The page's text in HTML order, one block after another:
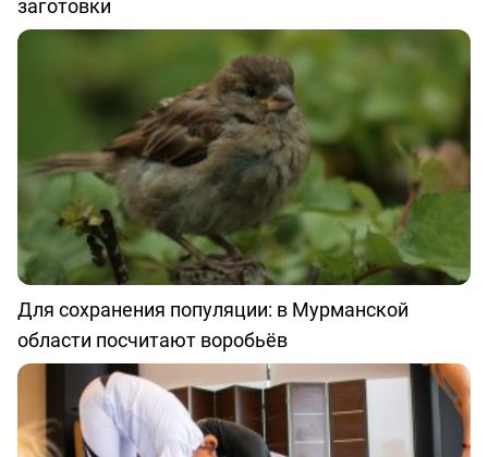
заготовки
Для сохранения популяции: в Мурманской
области посчитают воробьёв